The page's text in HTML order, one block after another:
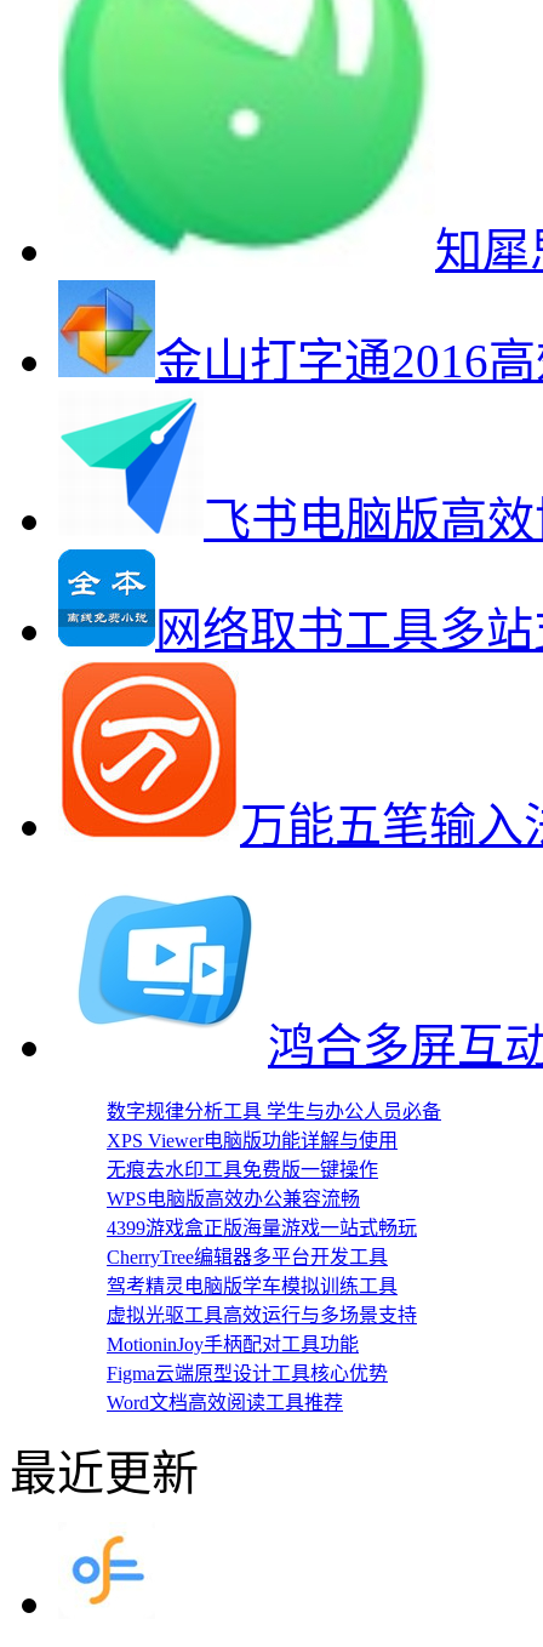
知犀
金山打字通2016
飞书电脑版高
网络取书工具多
万能五笔输入
鸿合多屏互
数字规律分析工具 学生与办公人员必备
XPS Viewer电脑版功能详解与使用
无痕去水印工具免费版一键操作
WPS电脑版高效办公兼容流畅
4399游戏盒正版海量游戏一站式畅玩
CherryTree编辑器多平台开发工具
驾考精灵电脑版学车模拟训练工具
虚拟光驱工具高效运行与多场景支持
MotioninJoy手柄配对工具功能
Figma云端原型设计工具核心优势
Word文档高效阅读工具推荐
最近更新